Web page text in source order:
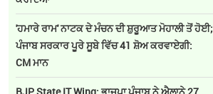
'ਹਮਾਰੇ ਰਾਮ' ਨਾਟਕ ਦੇ ਮੰਚਨ ਦੀ ਸ਼ੁਰੂਆਤ ਮੋਹਾਲੀ ਤੋਂ ਹੋਈ;
ਪੰਜਾਬ ਸਰਕਾਰ ਪੂਰੇ ਸੂਬੇ ਵਿੱਚ 41 ਸ਼ੋਅ ਕਰਵਾਏਗੀ:
CM ਮਾਨ